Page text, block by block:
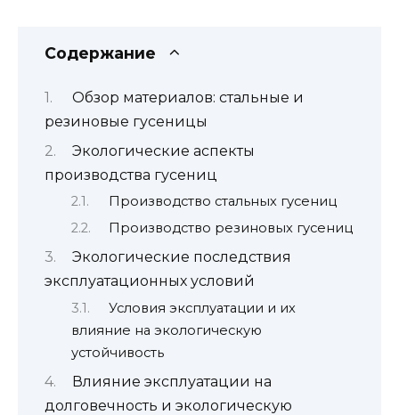
Содержание
Обзор материалов: стальные и
резиновые гусеницы
Экологические аспекты
производства гусениц
Производство стальных гусениц
Производство резиновых гусениц
Экологические последствия
эксплуатационных условий
Условия эксплуатации и их
влияние на экологическую
устойчивость
Влияние эксплуатации на
долговечность и экологическую